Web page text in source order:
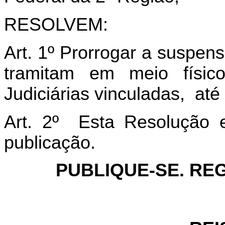
RESOLVEM:
Art. 1º Prorrogar a
tramitam em meio
Judiciárias vinculadas,
Art. 2º Esta Resolução
publicação.
PUBLIQUE-SE.